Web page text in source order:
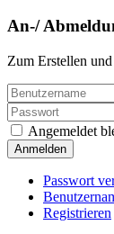
An-/
Zum Erstellen
Angemeldet
Anmelden
Passwort
Registrieren